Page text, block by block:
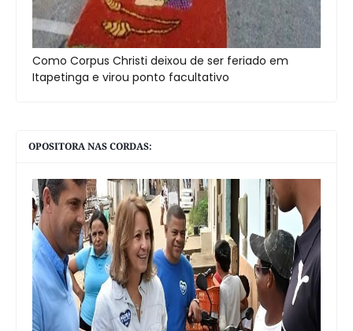
Como Corpus Christi deixou de ser feriado em
Itapetinga e virou ponto facultativo
OPOSITORA NAS CORDAS: